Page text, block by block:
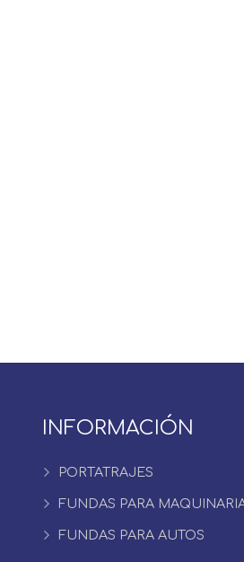
INFORMACIÓN
PORTATRAJES
FUNDAS PARA
FUNDAS PARA AUTOS